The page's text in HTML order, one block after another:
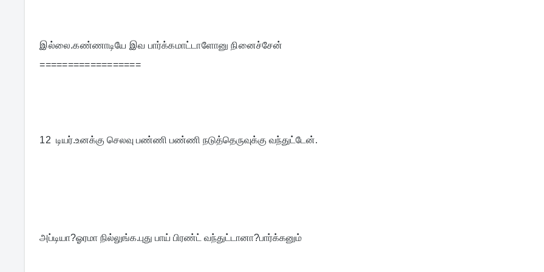
இல்லை.கண்ணாடியே இவ பார்க்கமாட்டாளோனு நினைச்சேன்
==================
12 டியர்.உனக்கு செலவு பண்ணி பண்ணி நடுத்தெருவுக்கு வந்துட்டேன்.
அப்டியா?ஓரமா நில்லுங்க.புது பாய் பிரண்ட் வந்துட்டானா?பார்க்கனும்